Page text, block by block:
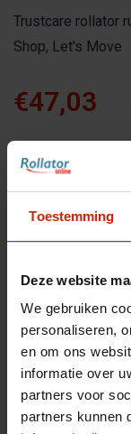
Toestemming
Deze website
We gebruiken
personaliseren,
en om ons
informatie over
partners voor
partners kunnen
Trustcare rollator
Shop, Let's Move
€47,03
Maak een
Aantal